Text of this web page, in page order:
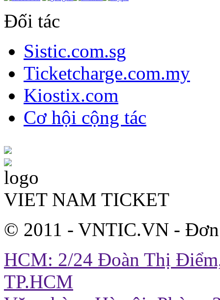
Đối tác
Sistic.com.sg
Ticketcharge.com.my
Kiostix.com
Cơ hội cộng tác
VIET NAM TICKET
© 2011 - VNTIC.VN -
HCM: 2/24 Đoàn Thị
TP.HCM